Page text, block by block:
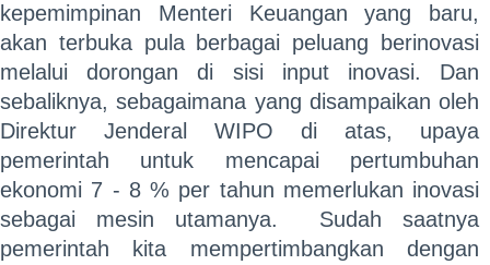
kepemimpinan Menteri Keuangan yang baru,
akan terbuka pula berbagai peluang berinovasi
melalui dorongan di sisi input inovasi. Dan
sebaliknya, sebagaimana yang disampaikan oleh
Direktur Jenderal WIPO di atas, upaya
pemerintah untuk mencapai pertumbuhan
ekonomi 7 - 8 % per tahun memerlukan inovasi
sebagai mesin utamanya. Sudah saatnya
pemerintah kita mempertimbangkan dengan